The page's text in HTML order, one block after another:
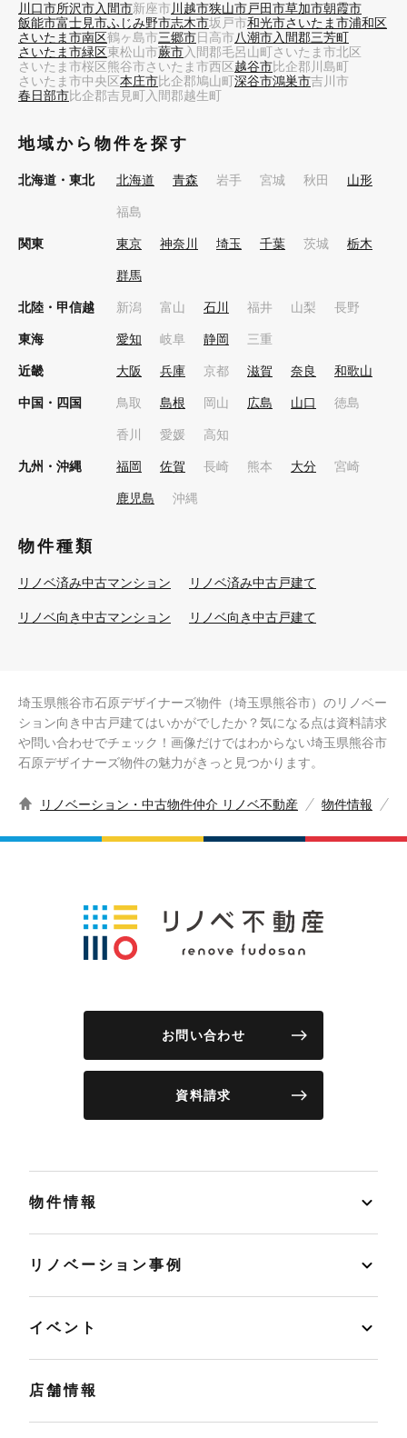
川口市所沢市入間市新座市川越市狭山市戸田市草加市朝霞市
飯能市富士見市ふじみ野市志木市坂戸市和光市さいたま市浦和区
さいたま市南区鶴ヶ島市三郷市日高市八潮市入間郡三芳町
さいたま市緑区東松山市蕨市入間郡毛呂山町さいたま市北区
さいたま市桜区熊谷市さいたま市西区越谷市比企郡川島町
さいたま市中央区本庄市比企郡鳩山町深谷市鴻巣市吉川市
春日部市比企郡吉見町入間郡越生町
地域から物件を探す
北海道・東北 北海道 青森 岩手 宮城 秋田 山形
福島
関東 東京 神奈川 埼玉 千葉 茨城 栃木
群馬
北陸・甲信越 新潟 富山 石川 福井 山梨 長野
東海 愛知 岐阜 静岡 三重
近畿 大阪 兵庫 京都 滋賀 奈良 和歌山
中国・四国 鳥取 島根 岡山 広島 山口 徳島
香川 愛媛 高知
九州・沖縄 福岡 佐賀 長崎 熊本 大分 宮崎
鹿児島 沖縄
物件種類
リノベ済み中古マンション リノベ済み中古戸建て
リノベ向き中古マンション リノベ向き中古戸建て
埼玉県熊谷市石原デザイナーズ物件（埼玉県熊谷市）のリノベー
ション向き中古戸建てはいかがでしたか？気になる点は資料請求
や問い合わせでチェック！画像だけではわからない埼玉県熊谷市
石原デザイナーズ物件の魅力がきっと見つかります。
リノベーション・中古物件仲介 リノベ不動産 物件情報
お問い合わせ
資料請求
物件情報
リノベーション事例
イベント
店舗情報